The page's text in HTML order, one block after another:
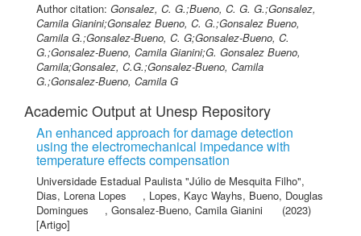
Author citation: Gonsalez, C. G.;Bueno, C. G. G.;Gonsalez,
Camila Gianini;Gonsalez Bueno, C. G.;Gonsalez Bueno,
Camila G.;Gonsalez-Bueno, C. G;Gonsalez-Bueno, C.
G.;Gonsalez-Bueno, Camila Gianini;G. Gonsalez Bueno,
Camila;Gonsalez, C.G.;Gonsalez-Bueno, Camila
G.;Gonsalez-Bueno, Camila G
Academic Output at Unesp Repository
An enhanced approach for damage detection
using the electromechanical impedance with
temperature effects compensation
Universidade Estadual Paulista "Júlio de Mesquita Filho",
Dias, Lorena Lopes
, Lopes, Kayc Wayhs, Bueno, Douglas
Domingues
, Gonsalez‑Bueno, Camila Gianini
(2023)
[Artigo]